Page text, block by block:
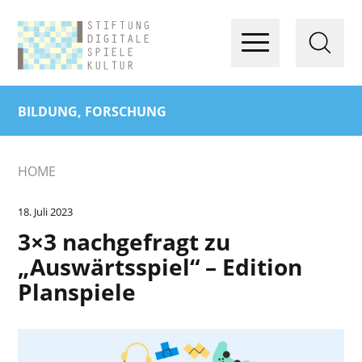
BILDUNG, FORSCHUNG
HOME
18. Juli 2023
3×3 nachgefragt zu
„Auswärtsspiel“ – Edition
Planspiele